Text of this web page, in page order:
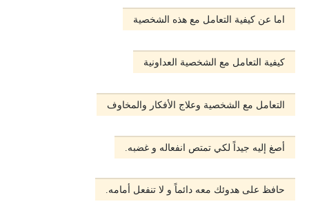
اما عن كيفية التعامل مع هذه الشخصية
كيفية التعامل مع الشخصية العداونية
التعامل مع الشخصية وعلاج الأفكار والمخاوف
أصغ إليه جيداً لكي تمتص انفعاله و غضبه.
حافظ على هدوئك معه دائماً و لا تنفعل أمامه.